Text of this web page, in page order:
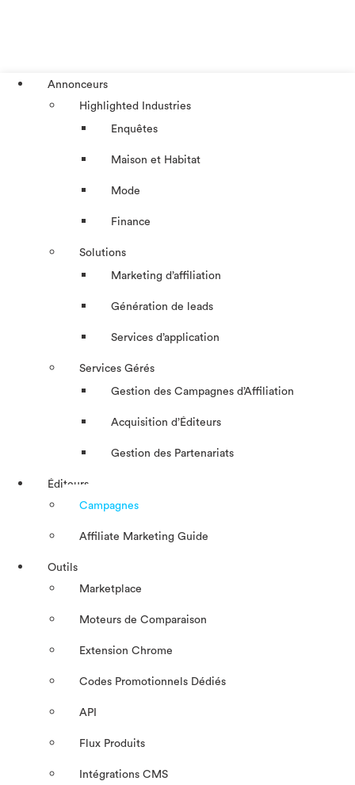
Annonceurs
Highlighted Industries
Enquêtes
Maison et Habitat
Mode
Finance
Solutions
Marketing d’affiliation
Génération de leads
Services d’application
Services Gérés
Gestion des Campagnes d’Affiliation​
Acquisition d’Éditeurs
Gestion des Partenariats
Éditeurs
Campagnes
Affiliate Marketing Guide
Outils
Marketplace
Moteurs de Comparaison
Extension Chrome
Codes Promotionnels Dédiés
API
Flux Produits
Intégrations CMS